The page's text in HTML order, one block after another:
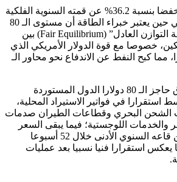
ويقف السعر الحالي منخفضا بنسبة 36.2% عن قمته السنوية الفلكية
البالغة 126.41 دولارا، في حين يعتبر خبراء الطاقة أن مستوى الـ 80
دولارا يمثل رسميا “نقطة التوازن العادل” (Fair Equilibrium) بين
خصوصا مع قوة الدولار الأمريكي الذي
عند قمة 13 شهرا، مما كبح النفط عن الاندفاع نحو محاور الـ
ويمنح هذا الاستقرار فوق حاجز الـ 80 دولارا الدول المستوردة
في فواتير الاستيراد المحلية،
البحري وقطاعات الطيران صدمات
والخدمات اللوجستية؛ فيما يبقى السعر
مرتفعا بنسبة 37.2% عن قاعه السنوي الأدنى خلال 52 أسبوعا
دولارا، مما يعكس استقرارا فنيا نسبيا بعد عمليات